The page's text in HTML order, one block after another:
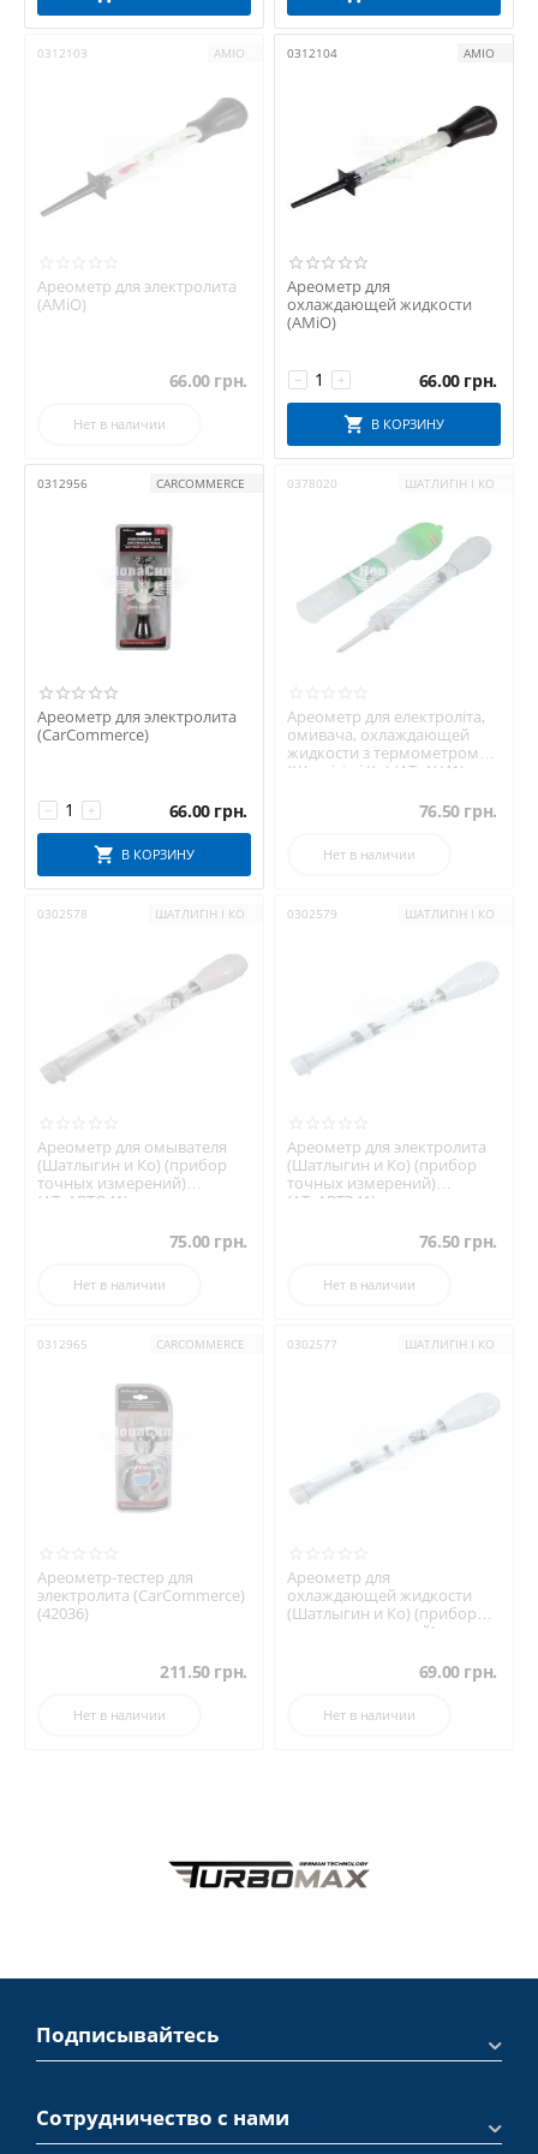
0312103 AMIO
Ареометр для электролита
(AMiO)
66.00 грн.
Нет в наличии
0312104 AMIO
Ареометр для
охлаждающей жидкости
(AMiO)
+
− 66.00 грн.
В КОРЗИНУ
0312956 CARCOMMERCE
Ареометр для электролита
(CarCommerce)
+
− 66.00 грн.
В КОРЗИНУ
0378020 ШАТЛИГІН І КО
Ареометр для електроліта,
омивача, охлаждающей
жидкости з термометром
(Шатлігін і Ко) (АТ_АУ41)
76.50 грн.
Нет в наличии
0302578 ШАТЛИГІН І КО
Ареометр для омывателя
(Шатлыгин и Ко) (прибор
точных измерений)
(АТ_АВТО41)
75.00 грн.
Нет в наличии
0302579 ШАТЛИГІН І КО
Ареометр для электролита
(Шатлыгин и Ко) (прибор
точных измерений)
(АТ_АВТЭ41)
76.50 грн.
Нет в наличии
0312965 CARCOMMERCE
Ареометр-тестер для
электролита (CarCommerce)
(42036)
211.50 грн.
Нет в наличии
0302577 ШАТЛИГІН І КО
Ареометр для
охлаждающей жидкости
(Шатлыгин и Ко) (прибор
точных измерений)
69.00 грн.
Нет в наличии
Подписывайтесь
Сотрудничество с нами